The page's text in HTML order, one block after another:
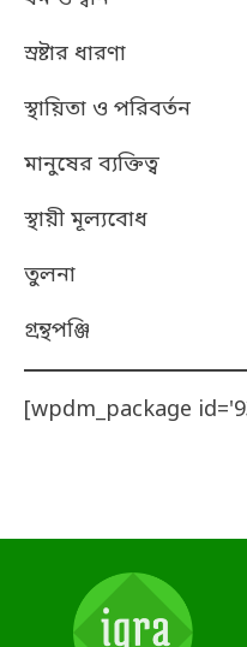
স্রষ্টার ধারণা
স্থায়িতা ও পরিবর্তন
মানুষের ব্যক্তিত্ব
স্থায়ী মূল্যবোধ
তুলনা
গ্রন্থপঞ্জি
[wpdm_package